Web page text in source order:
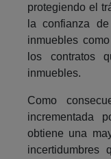
protegiendo el
la confianza
inmuebles
los contratos
inmuebles.
Como
incrementada
obtiene una
incertidumbres